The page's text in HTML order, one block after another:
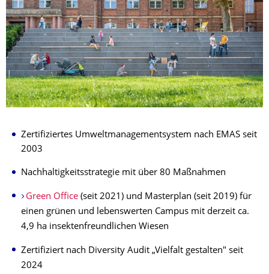
Zertifiziertes Umweltmanagementsystem nach EMAS seit
2003
Nachhaltigkeitsstrategie mit über 80 Maßnahmen
Green Office(seit 2021) und Masterplan (seit 2019) für
einen grünen und lebenswerten Campus mit derzeit ca.
4,9 ha insektenfreundlichen Wiesen
Zertifiziert nach Diversity Audit „Vielfalt gestalten" seit
2024